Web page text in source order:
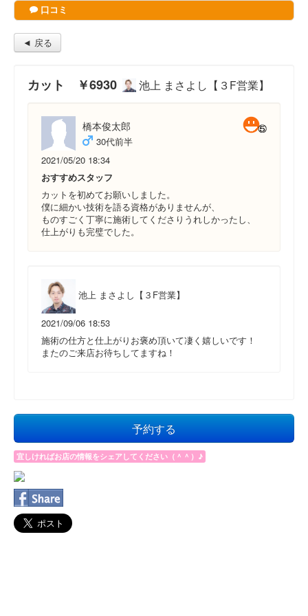
口コミ
◄ 戻る
カット ￥6930 池上 まさよし【３F営業】
橋本俊太郎
30代前半
2021/05/20 18:34
おすすめスタッフ
カットを初めてお願いしました。
僕に細かい技術を語る資格がありませんが、
ものすごく丁寧に施術してくださりうれしかったし、
仕上がりも完璧でした。
池上 まさよし【３F営業】
2021/09/06 18:53
施術の仕方と仕上がりお褒め頂いて凄く嬉しいです！
またのご来店お待ちしてますね！
予約する
宜しければお店の情報をシェアしてください（＾＾）♪